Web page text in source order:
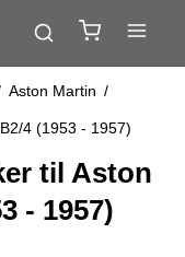
Aston Martin /
4 (1953 - 1957)
til Aston
- 1957)